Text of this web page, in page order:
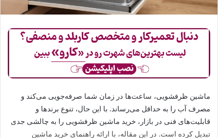
ماشین ظرفشویی، ساعت‌ها در زمان شما صرفه‌جویی می‌کند و
مصرف آب را به حداقل می‌رساند. با این حال، تنوع برندها و
قابلیت‌های فنی در بازار، خرید ماشین ظرفشویی را به چالشی جدی
تبدیل کرده است. در این مقاله، با ارائه راهنمای خرید ماشین